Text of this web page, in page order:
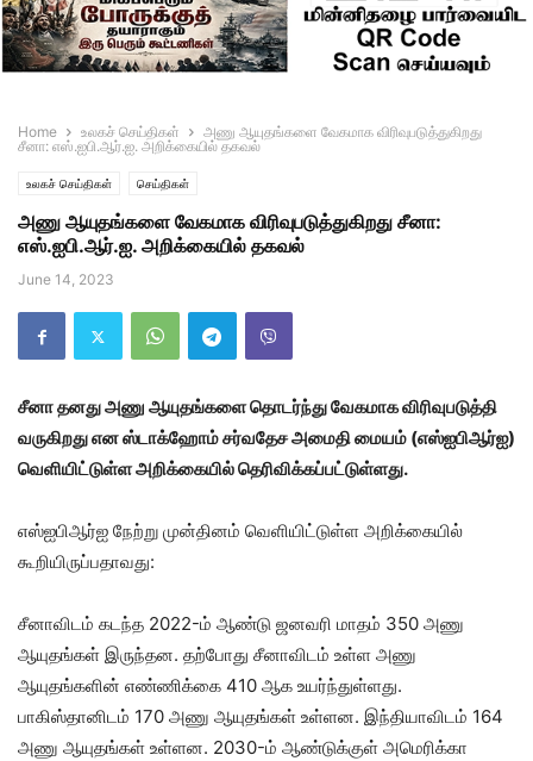
Home உலகச் செய்திகள்
அணு ஆயுதங்களை வேகமாக விரிவுபடுத்துகிறது
சீனா: எஸ்.ஐபி.ஆர்.ஐ. அறிக்கையில் தகவல்
உலகச் செய்திகள் செய்திகள்
அணு ஆயுதங்களை வேகமாக விரிவுபடுத்துகிறது சீனா:
எஸ்.ஐபி.ஆர்.ஐ. அறிக்கையில் தகவல்
June 14, 2023
சீனா தனது அணு ஆயுதங்களை தொடர்ந்து வேகமாக விரிவுபடுத்தி
வருகிறது என ஸ்டாக்ஹோம் சர்வதேச அமைதி மையம் (எஸ்ஐபிஆர்ஐ)
வெளியிட்டுள்ள அறிக்கையில் தெரிவிக்கப்பட்டுள்ளது.
எஸ்ஐபிஆர்ஐ நேற்று முன்தினம் வெளியிட்டுள்ள அறிக்கையில்
கூறியிருப்பதாவது:
சீனாவிடம் கடந்த 2022-ம் ஆண்டு ஜனவரி மாதம் 350 அணு
ஆயுதங்கள் இருந்தன. தற்போது சீனாவிடம் உள்ள அணு
ஆயுதங்களின் எண்ணிக்கை 410 ஆக உயர்ந்துள்ளது.
பாகிஸ்தானிடம் 170 அணு ஆயுதங்கள் உள்ளன. இந்தியாவிடம் 164
அணு ஆயுதங்கள் உள்ளன. 2030-ம் ஆண்டுக்குள் அமெரிக்கா